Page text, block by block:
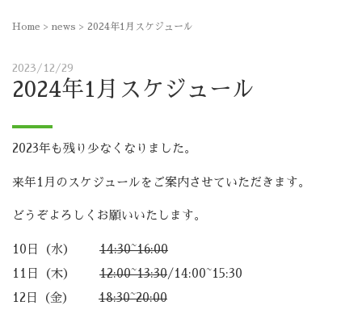
Home > news > 2024年1月スケジュール
2023/12/29
2024年1月スケジュール
2023年も残り少なくなりました。
来年1月のスケジュールをご案内させていただきます。
どうぞよろしくお願いいたします。
10日（水） 14:30~16:00
11日（木） 12:00~13:30/14:00~15:30
12日（金） 18:30~20:00